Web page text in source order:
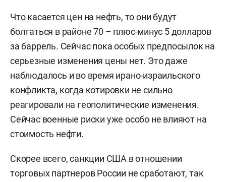
Что касается цен на нефть, то они будут
болтаться в районе 70 – плюс-минус 5 долларов
за баррель. Сейчас пока особых предпосылок на
серьезные изменения цены нет. Это даже
наблюдалось и во время ирано-израильского
конфликта, когда котировки не сильно
реагировали на геополитические изменения.
Сейчас военные риски уже особо не влияют на
стоимость нефти.
Скорее всего, санкции США в отношении
торговых партнеров России не сработают, так